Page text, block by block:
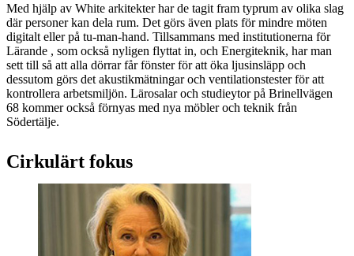
Med hjälp av White arkitekter har de tagit fram typrum av olika slag
där personer kan dela rum. Det görs även plats för mindre möten
digitalt eller på tu-man-hand. Tillsammans med institutionerna för
Lärande , som också nyligen flyttat in, och Energiteknik, har man
sett till så att alla dörrar får fönster för att öka ljusinsläpp och
dessutom görs det akustikmätningar och ventilationstester för att
kontrollera arbetsmiljön. Lärosalar och studieytor på Brinellvägen
68 kommer också förnyas med nya möbler och teknik från
Södertälje.
Cirkulärt fokus